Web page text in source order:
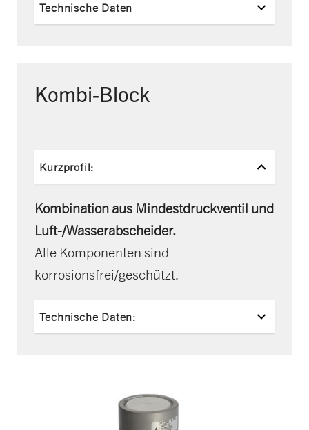
Technische Daten
Kombi-Block
Kurzprofil:
Kombination aus Mindestdruckventil und
Luft-/Wasserabscheider.
Alle Komponenten sind
korrosionsfrei/geschützt.
Technische Daten: